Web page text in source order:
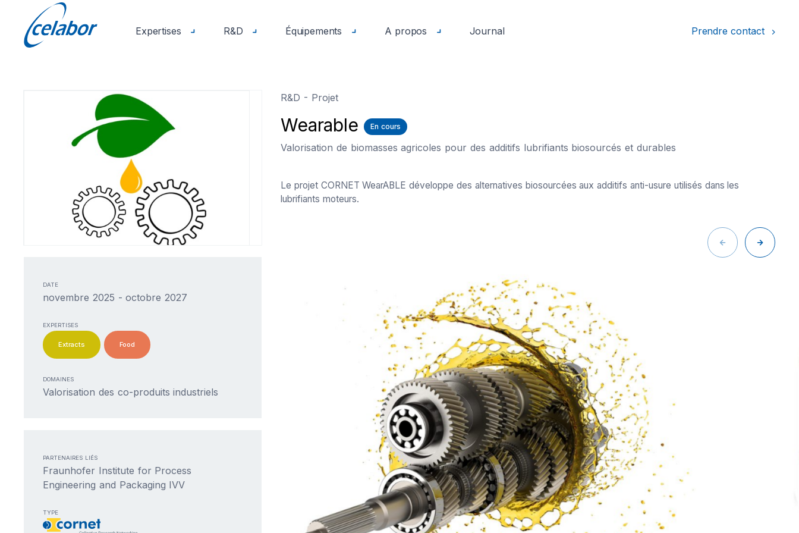
Expertises R&D Équipements A propos Journal Prendre contact
R&D - Projet
Wearable En cours
Valorisation de biomasses agricoles pour des additifs lubrifiants biosourcés et durables
Le projet CORNET WearABLE développe des alternatives biosourcées aux additifs anti-usure utilisés dans les
lubrifiants moteurs.
DATE
novembre 2025 - octobre 2027
EXPERTISES
Extracts Food
DOMAINES
Valorisation des co-produits industriels
PARTENAIRES LIÉS
Fraunhofer Institute for Process
Engineering and Packaging IVV
TYPE